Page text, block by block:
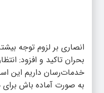
انصاری بر لزوم توجه
بحران تاکید و افزود:
خدمات‌رسان داریم این
به صورت آماده باش